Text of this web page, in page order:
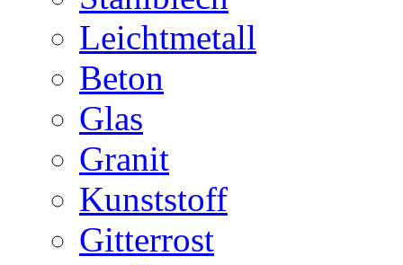
Leichtmetall
Beton
Glas
Granit
Kunststoff
Gitterrost